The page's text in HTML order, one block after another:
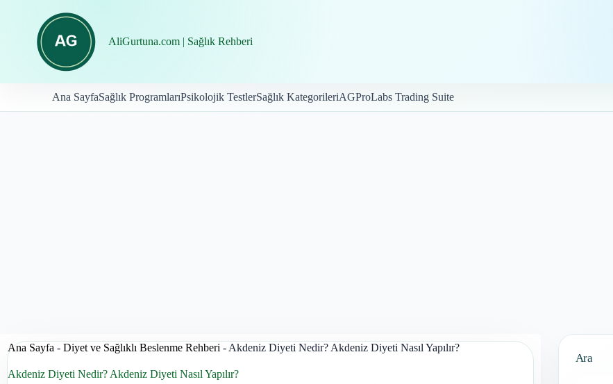
AliGurtuna.com | Sağlık Rehberi
Ana SayfaSağlık ProgramlarıPsikolojik TestlerSağlık KategorileriAGProLabs Trading Suite
Ana Sayfa - Diyet ve Sağlıklı Beslenme Rehberi - Akdeniz Diyeti Nedir? Akdeniz Diyeti Nasıl Yapılır?
Akdeniz Diyeti Nedir? Akdeniz Diyeti Nasıl Yapılır?
Ara